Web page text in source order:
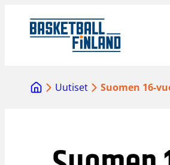
sisältöön
Uutiset Suomen 16-